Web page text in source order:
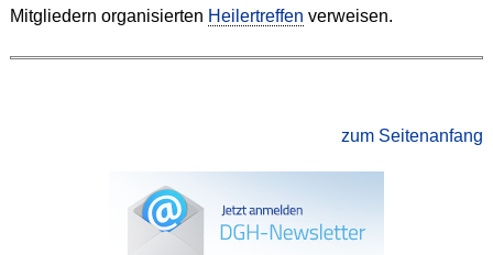
Mitgliedern organisierten Heilertreffen verweisen.
zum Seitenanfang